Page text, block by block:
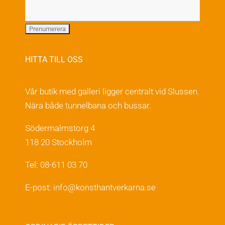
HITTA TILL OSS
Vår butik med galleri ligger centralt vid Slussen.
Nära både tunnelbana och bussar.
Södermalmstorg 4
118 20 Stockholm
Tel: 08-611 03 70
E-post: info@konsthantverkarna.se